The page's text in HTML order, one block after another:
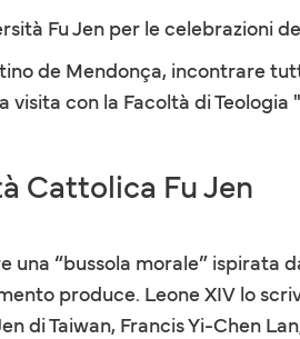
Fu Jen per le celebrazioni
de Mendonça, incontrare
con la Facoltà di Teologia
Cattolica Fu Jen
“bussola morale” ispirata
produce. Leone XIV lo
di Taiwan, Francis Yi-Chen